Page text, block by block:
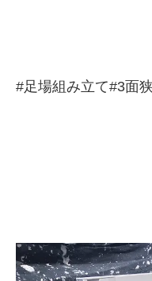
#足場組み立て#3面